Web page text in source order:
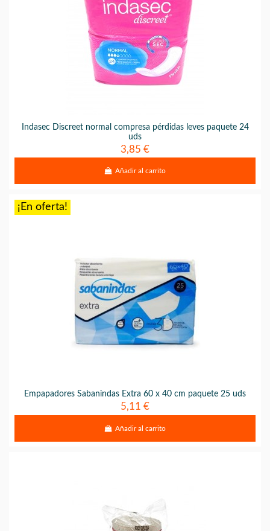
Indasec Discreet normal compresa pérdidas leves paquete 24
uds
3,85 €
Añadir al carrito
¡En oferta!
Empapadores Sabanindas Extra 60 x 40 cm paquete 25 uds
5,11 €
Añadir al carrito